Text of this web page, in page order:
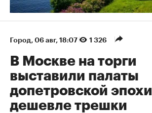
Город 06 авг, 18:07 1 326
В Москве на торги
выставили палаты
допетровской эпохи
дешевле трешки